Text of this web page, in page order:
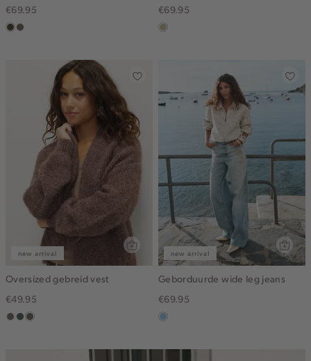
€69.95
groen,
middenbruin
€69.95
lichtzand
new arrival
Oversized gebreid vest
€49.95
taupe
groen,
bruin
new arrival
Geborduurde wide leg jeans
€69.95
blauw,
light